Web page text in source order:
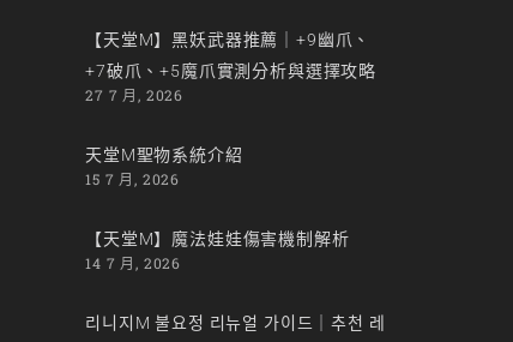
【天堂M】黑妖武器推薦｜+9幽爪、
+7破爪、+5魔爪實測分析與選擇攻略
27 7 月, 2026
天堂M聖物系統介紹
15 7 月, 2026
【天堂M】魔法娃娃傷害機制解析
14 7 月, 2026
리니지M 불요정 리뉴얼 가이드｜추천 레